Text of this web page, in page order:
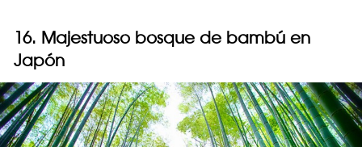
16. Majestuoso bosque de bambú en
Japón